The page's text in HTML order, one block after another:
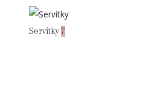
Servítky7